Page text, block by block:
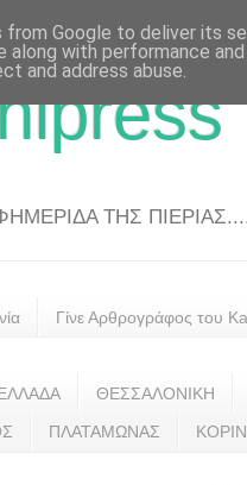
ΤΗΣ
Γίνε Αρθρογράφος του
ΘΕΣΣΑΛΟΝΙΚΗ
ΠΛΑΤΑΜΩΝΑΣ
Google to deliver its
along with performance
and address abuse.